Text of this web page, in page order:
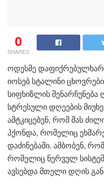
0
SHARES
ოდესმე
იოსებ სტალინი
სიფხიზლის შენარჩუნება
სტრესული დღეების
ამტკიცებენ, რომ მას
ჰქონდა, რომელიც
დაძინებაში. ამბობენ,
რომელიც ნერვულ
ავსებდა მთელი დღის